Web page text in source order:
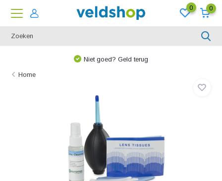
0 0
Niet goed? Geld terug
Home